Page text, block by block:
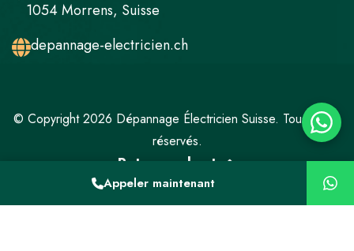
1054 Morrens, Suisse
depannage-electricien.ch
© Copyright 2026 Dépannage Électricien Suisse. Tous droits
réservés.
Retour en haut
Mentions légalesPolitique de confidentialité
Appeler maintenant